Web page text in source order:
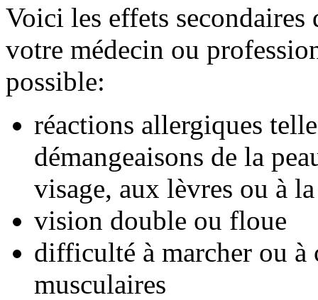
Voici les effets
votre médecin ou
possible:
réactions allergiques
démangeaisons de la
visage, aux lèvres ou à
vision double ou floue
difficulté à marcher ou à
musculaires